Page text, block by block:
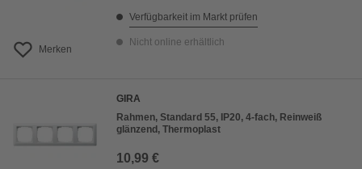
Merken
Verfügbarkeit im Markt prüfen
Nicht online erhältlich
GIRA
Rahmen, Standard 55, IP20, 4-fach, Reinweiß
glänzend, Thermoplast
10,99 €